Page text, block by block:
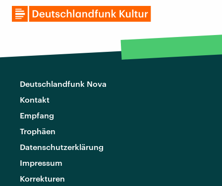
Deutschlandfunk Nova
Kontakt
Empfang
Trophäen
Datenschutzerklärung
Impressum
Korrekturen